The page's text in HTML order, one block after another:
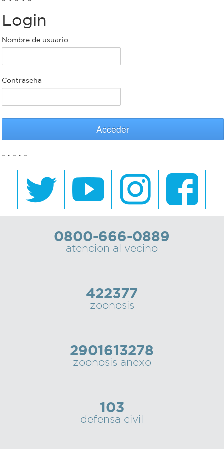
Bromatología
Rentas
Municipal
bondi
Recorrido
colectivos
Recarga
Personal
municipal
Login
Nombre de usuario
Contraseña
Acceder
~ ~ ~ ~ ~
0800-666-0889
atencion al vecino
422377
zoonosis
2901613278
zoonosis anexo
103
defensa civil